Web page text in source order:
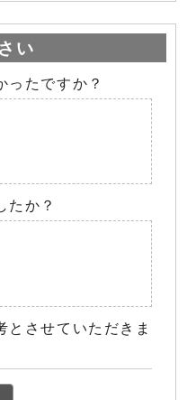
い
ったですか？
たか？
とさせていただきま